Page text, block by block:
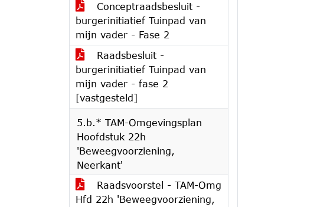
Conceptraadsbesluit -
burgerinitiatief Tuinpad van
mijn vader - Fase 2
Raadsbesluit -
burgerinitiatief Tuinpad van
mijn vader - fase 2
[vastgesteld]
5.b.* TAM-Omgevingsplan
Hoofdstuk 22h
'Beweegvoorziening,
Neerkant'
Raadsvoorstel - TAM-Omg
Hfd 22h 'Beweegvoorziening,